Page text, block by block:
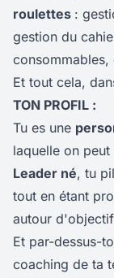
roulettes :
gestion du
consommables,
Et tout cela,
TON PROFIL :
Tu es une
laquelle on
Leader né, tu
tout en étant
autour
Et par-dessus-
coaching de ta